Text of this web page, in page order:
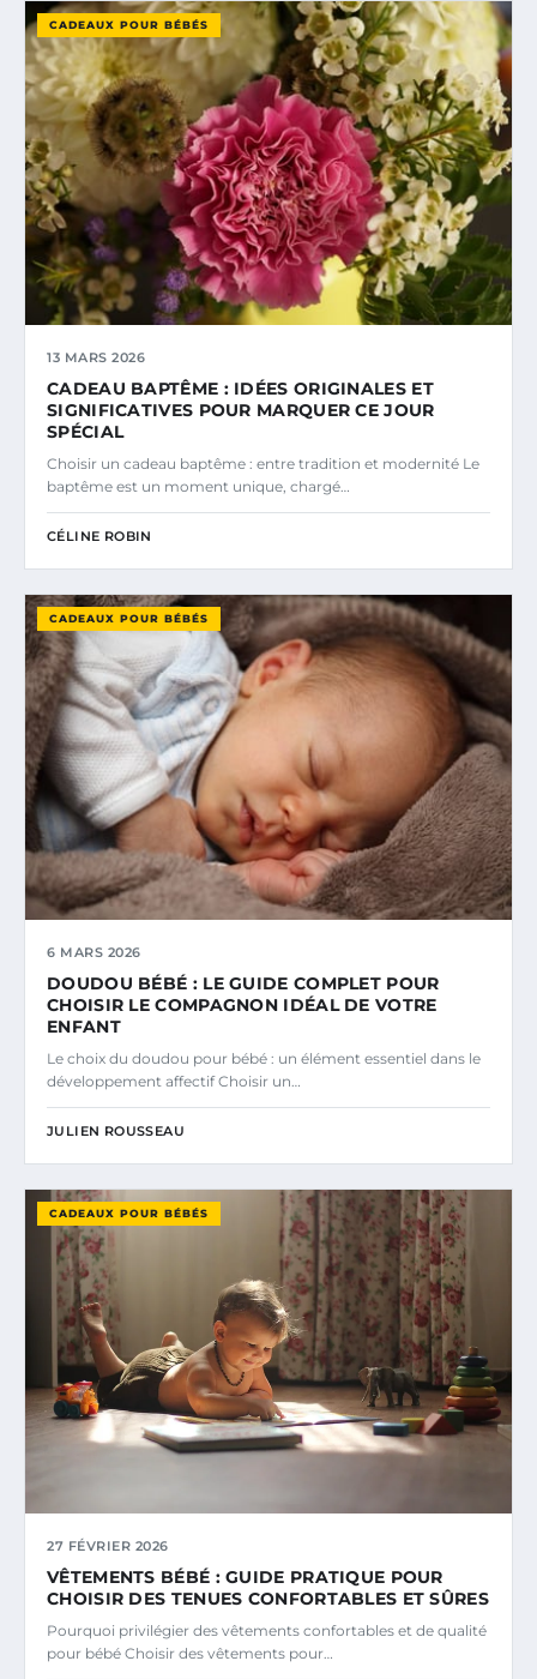
CADEAUX POUR BÉBÉS
13 MARS 2026
CADEAU BAPTÊME : IDÉES ORIGINALES ET
SIGNIFICATIVES POUR MARQUER CE JOUR
SPÉCIAL
Choisir un cadeau baptême : entre tradition et modernité Le
baptême est un moment unique, chargé…
CÉLINE ROBIN
CADEAUX POUR BÉBÉS
6 MARS 2026
DOUDOU BÉBÉ : LE GUIDE COMPLET POUR
CHOISIR LE COMPAGNON IDÉAL DE VOTRE
ENFANT
Le choix du doudou pour bébé : un élément essentiel dans le
développement affectif Choisir un…
JULIEN ROUSSEAU
CADEAUX POUR BÉBÉS
27 FÉVRIER 2026
VÊTEMENTS BÉBÉ : GUIDE PRATIQUE POUR
CHOISIR DES TENUES CONFORTABLES ET SÛRES
Pourquoi privilégier des vêtements confortables et de qualité
pour bébé Choisir des vêtements pour…